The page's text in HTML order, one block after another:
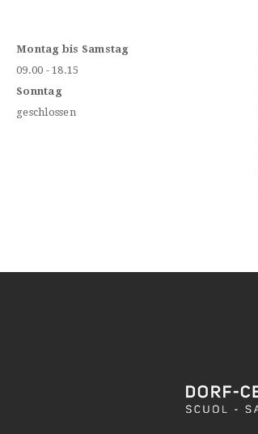
Montag bis Samstag
09.00 - 18.15
Sonntag
geschlossen